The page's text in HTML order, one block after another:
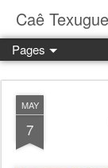
Pages
MAY
7